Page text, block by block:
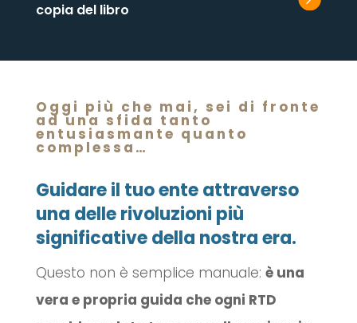
copia del libro
Oggi più che mai, sei di fronte
ad una sfida tanto
entusiasmante quanto
complessa…
Guidare il tuo ente attraverso
una delle rivoluzioni più
significative della nostra era.
Questo non è semplice manuale: è una
vera e propria guida che ogni RTD